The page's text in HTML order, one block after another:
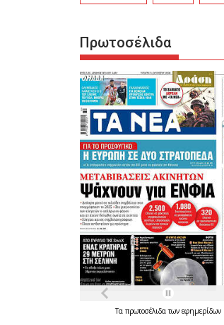
Πρωτοσέλιδα
Τα πρωτοσέλιδατων εφημερίδων